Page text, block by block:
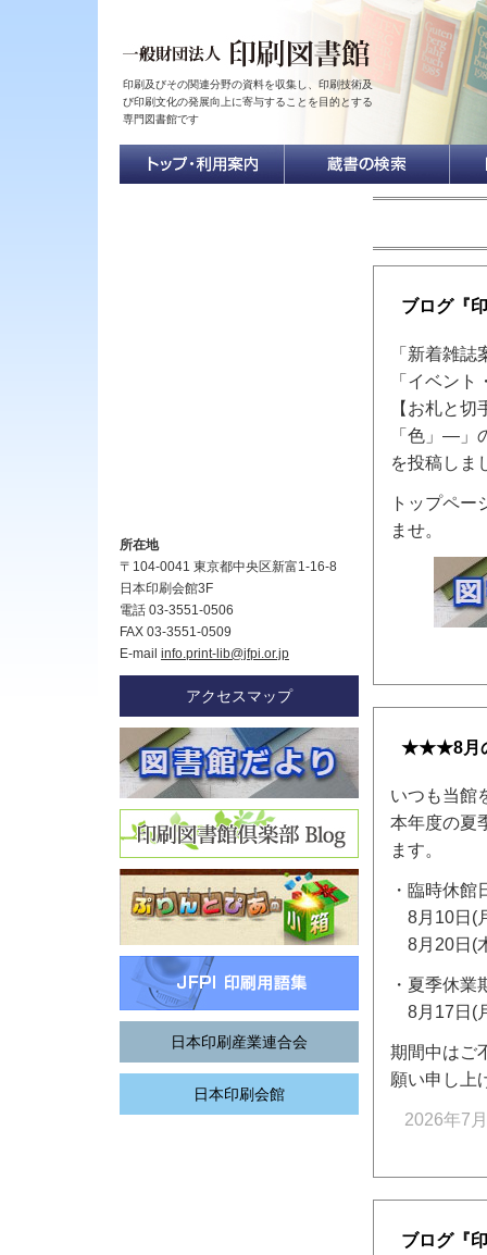
印刷及びその関連分野の資料を収集し、印刷技術及
び印刷文化の発展向上に寄与することを目的とする
専門図書館です
所在地
〒104-0041 東京都中央区新富1-16-8
日本印刷会館3F
電話 03-3551-0506
FAX 03-3551-0509
E-mail info.print-lib@jfpi.or.jp
アクセスマップ
日本印刷産業連合会
日本印刷会館
ブログ『
「新着雑誌
「イベン
【お札と
「色」―」
を投稿しま
トップペ
ませ。
★★★8月
いつも当館
本年度の夏
ます。
・臨時休館
8月10日(
8月20日(
・夏季休業
8月17日(
期間中はご
願い申し上
2026年7
ブログ『